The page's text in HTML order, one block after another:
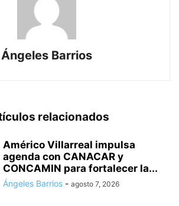
Ángeles Barrios
relacionados
Américo Villarreal impulsa
agenda con CANACAR y
CONCAMIN para fortalecer la...
Ángeles Barrios - agosto 7, 2026